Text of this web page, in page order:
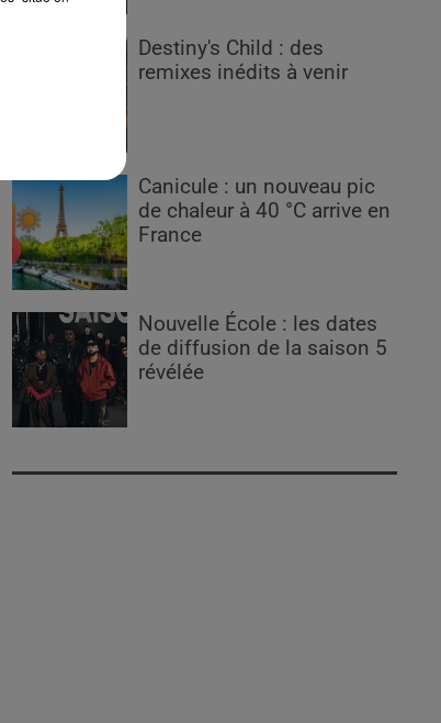
Destiny's Child : des
remixes inédits à venir
Canicule : un nouveau pic
de chaleur à 40 °C arrive en
France
Nouvelle École : les dates
de diffusion de la saison 5
révélée